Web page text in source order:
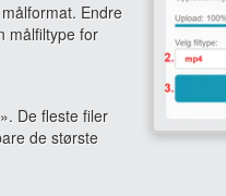
Endre
målfiltype for
De fleste filer
de største